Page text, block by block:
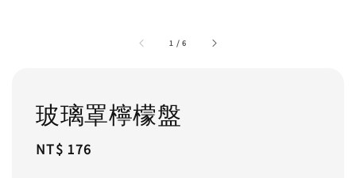
1 /6
玻璃罩檸檬盤
Regular
NT$ 176